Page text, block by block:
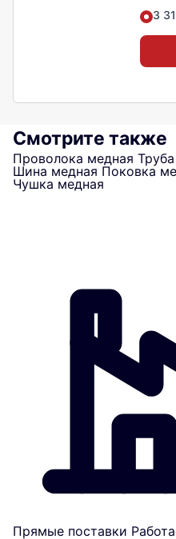
3
Смотрите также
Проволока медная
Шина медная Поковка
Чушка медная
Прямые поставки